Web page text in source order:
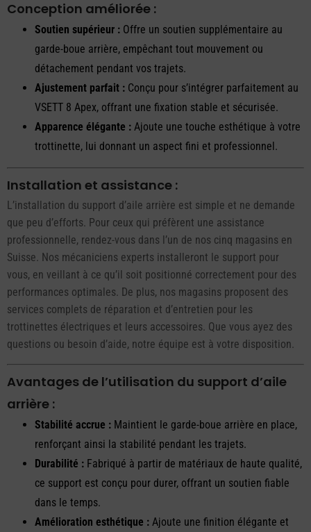
Conception améliorée :
Soutien supérieur : Offre un soutien supplémentaire au
garde-boue arrière, empêchant tout mouvement ou
détachement pendant vos trajets.
Ajustement parfait : Conçu pour s’intégrer parfaitement au
VSETT 8 Apex, offrant une fixation stable et sécurisée.
Apparence élégante : Ajoute une touche esthétique à votre
trottinette, lui donnant un aspect fini et professionnel.
Installation et assistance :
L’installation du support d’aile arrière est simple et ne demande
que peu d’efforts. Pour ceux qui préfèrent une assistance
professionnelle, rendez-vous dans l’un de nos cinq magasins en
Suisse. Nos mécaniciens experts installeront le support pour
vous, en veillant à ce qu’il soit positionné correctement pour des
performances optimales. De plus, nos magasins proposent des
services complets de réparation et d’entretien pour les
trottinettes électriques et leurs accessoires. Que vous ayez des
questions ou besoin d’aide, notre équipe est à votre disposition.
Avantages de l’utilisation du support d’aile
arrière :
Stabilité accrue : Maintient le garde-boue arrière en place,
renforçant ainsi la stabilité pendant les trajets.
Durabilité : Fabriqué à partir de matériaux de haute qualité,
ce support est conçu pour durer, offrant un soutien fiable
dans le temps.
Amélioration esthétique : Ajoute une finition élégante et